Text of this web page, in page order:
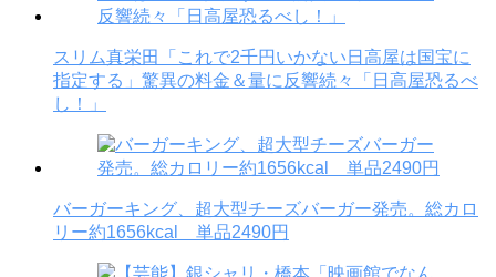
スリム真栄田「これで2千円いかない日高屋は国宝に
指定する」驚異の料金＆量に反響続々「日高屋恐るべ
し！」
バーガーキング、超大型チーズバーガー発売。総カロ
リー約1656kcal 単品2490円